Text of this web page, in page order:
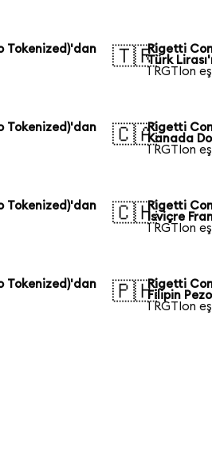
Tokenized)'dan
🇹🇷Rigetti
Türk
1 RGTIon
Tokenized)'dan
🇨🇦Rigetti
Kanada
1 RGTIon
Tokenized)'dan
🇨🇭Rigetti
İsviçre
1 RGTIon
Tokenized)'dan
🇵🇭Rigetti
Filipin
1 RGTIon